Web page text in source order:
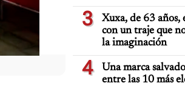
3
Xuxa, de 63 años,
con un traje que
la imaginación
4
Una marca
entre las 10 más